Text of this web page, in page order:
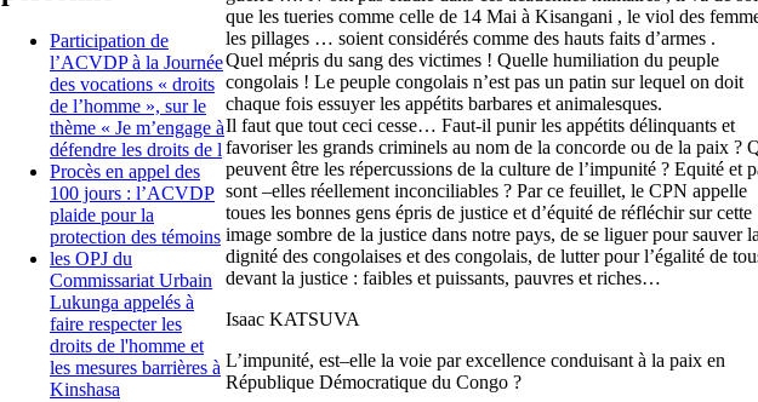
Participation de
l’ACVDP à la Journée
des vocations « droits
de l’homme », sur le
thème « Je m’engage à
défendre les droits de l
Procès en appel des
100 jours : l’ACVDP
plaide pour la
protection des témoins
les OPJ du
Commissariat Urbain
Lukunga appelés à
faire respecter les
droits de l'homme et
les mesures barrières à
Kinshasa
que les tueries comme celle de 14 Mai à Kisangani , le viol des
les pillages … soient considérés comme des hauts faits d’armes .
Quel mépris du sang des victimes ! Quelle humiliation du peuple
congolais ! Le peuple congolais n’est pas un patin sur lequel on doit
chaque fois essuyer les appétits barbares et animalesques.
Il faut que tout ceci cesse… Faut-il punir les appétits délinquants et
favoriser les grands criminels au nom de la concorde ou de la paix ?
peuvent être les répercussions de la culture de l’impunité ? Equité et
sont –elles réellement inconciliables ? Par ce feuillet, le CPN appelle
toues les bonnes gens épris de justice et d’équité de réfléchir sur cette
image sombre de la justice dans notre pays, de se liguer pour sauver la
dignité des congolaises et des congolais, de lutter pour l’égalité de
devant la justice : faibles et puissants, pauvres et riches…
Isaac KATSUVA
L’impunité, est–elle la voie par excellence conduisant à la paix en
République Démocratique du Congo ?